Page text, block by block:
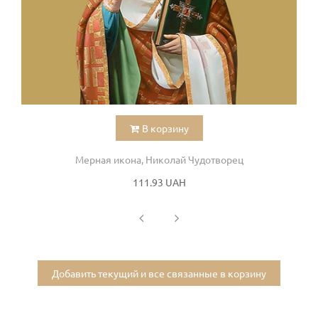
В корзину
Мерная икона, Николай Чудотворец
111.93 UAH
Добавить текущий и все связанные в корзину